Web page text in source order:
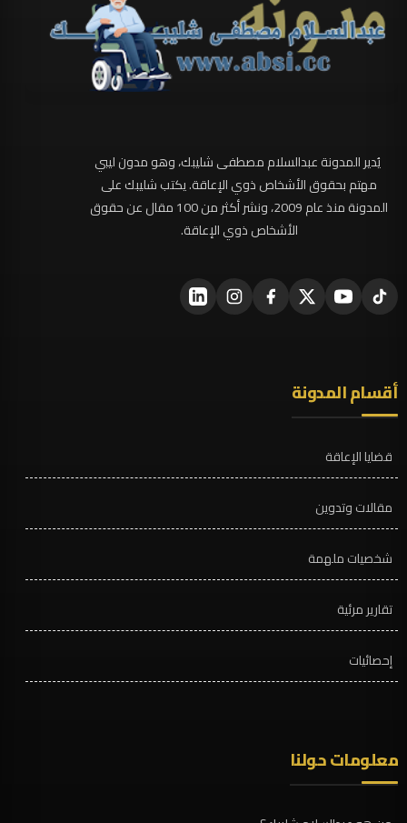
يُدير المدونة عبدالسلام مصطفى شليبك، وهو مدون ليبي
مهتم بحقوق الأشخاص ذوي الإعاقة. يكتب شليبك على
المدونة منذ عام 2009، ونشر أكثر من 100 مقال عن حقوق
الأشخاص ذوي الإعاقة.
أقسام المدونة
قضايا الإعاقة
مقالات وتدوين
شخصيات ملهمة
تقارير مرئية
إحصائيات
معلومات حولنا